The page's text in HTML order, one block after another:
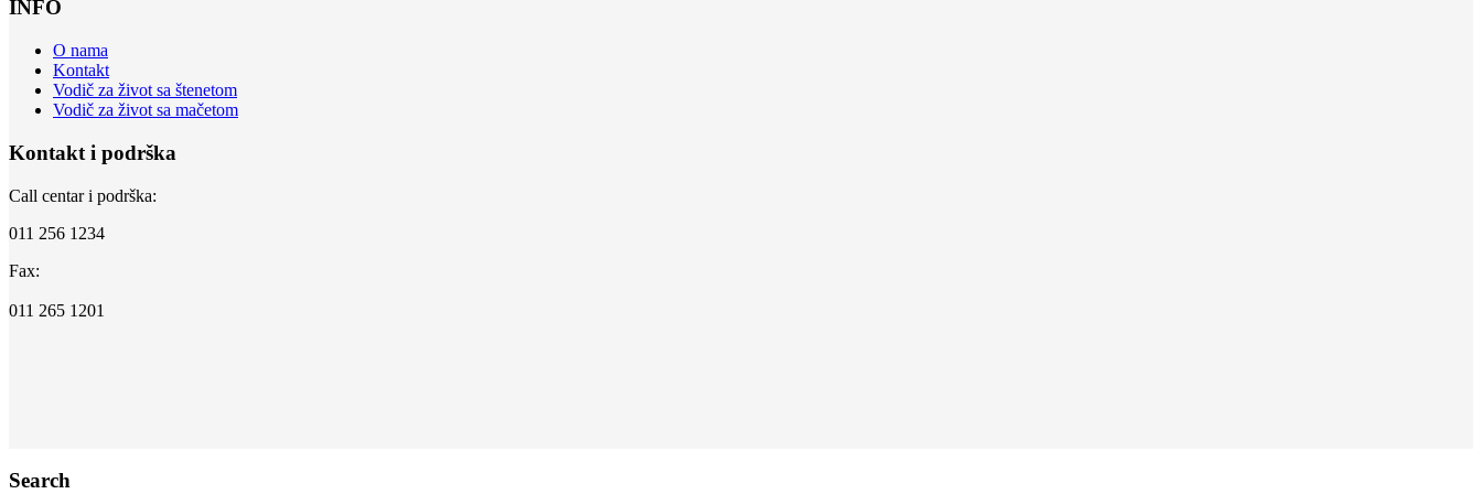
INFO
O nama
Kontakt
Vodič za život sa štenetom
Vodič za život sa mačetom
Kontakt i podrška
Call centar i podrška:
011 256 1234
Fax:
011 265 1201
Search